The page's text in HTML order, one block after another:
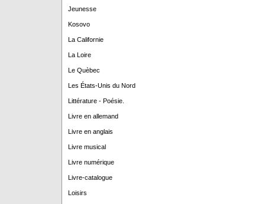
Jeunesse
Kosovo
La Californie
La Loire
Le Quèbec
Les États-Unis du Nord
Littérature - Poésie.
Livre en allemand
Livre en anglais
Livre musical
Livre numérique
Livre-catalogue
Loisirs